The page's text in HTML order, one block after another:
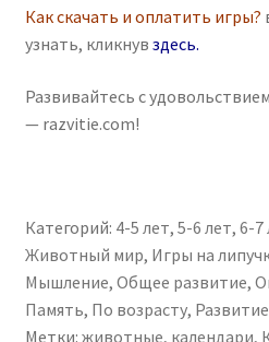
Как скачать и оплатить игры?
узнать, кликнув здесь.
Развивайтесь с
— razvitie.com!
Категорий: 4-5 лет, 5-6 лет, 6-7
Животный мир, Игры на
Мышление, Общее развитие,
Память, По возрасту,
Метки: животные, календари,